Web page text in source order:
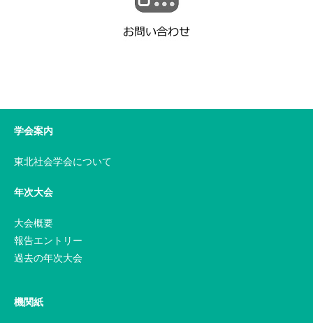
学会案内
東北社会学会について
年次大会
大会概要
報告エントリー
過去の年次大会
機関紙